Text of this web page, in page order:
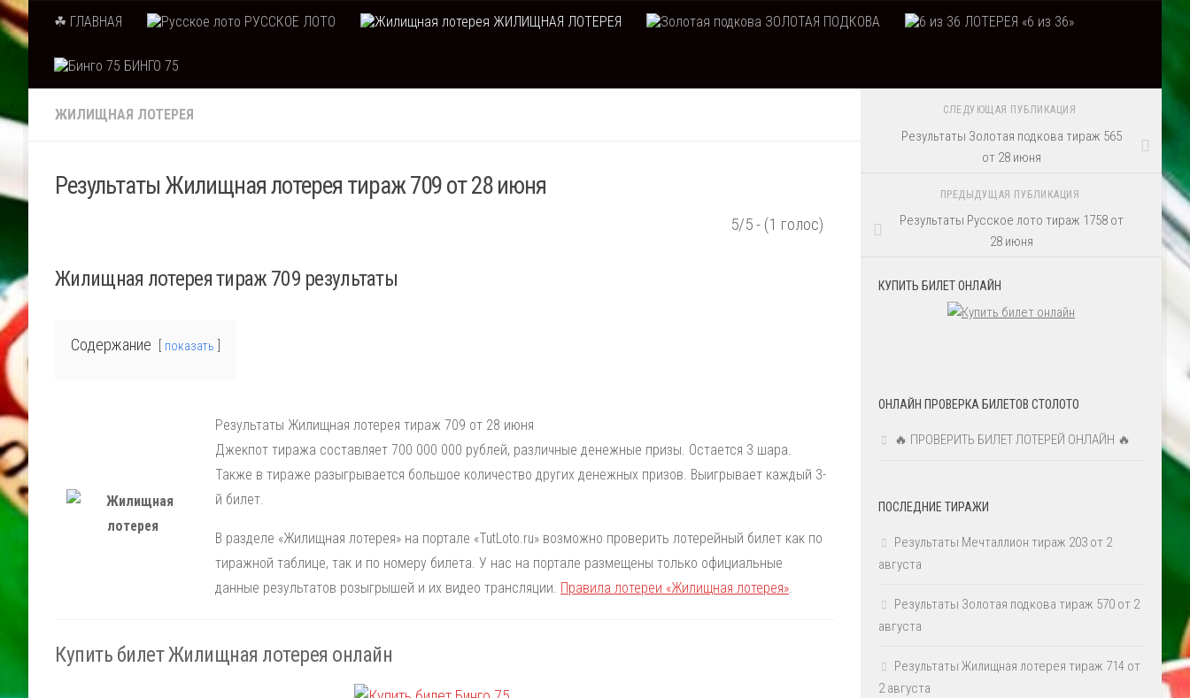
Skip to content
☘ ГЛАВНАЯ РУССКОЕ ЛОТО ЖИЛИЩНАЯ ЛОТЕРЕЯ ЗОЛОТАЯ ПОДКОВА ЛОТЕРЕЯ «6 из 36»
БИНГО 75
ЖИЛИЩНАЯ ЛОТЕРЕЯ
Результаты Жилищная лотерея тираж 709 от 28 июня
5/5 - (1 голос)
Жилищная лотерея тираж 709 результаты
Содержание показать
Результаты Жилищная лотерея тираж 709 от 28 июня
Джекпот тиража составляет 700 000 000 рублей, различные денежные призы. Остается 3 шара.
Также в тираже разыгрывается большое количество других денежных призов. Выигрывает каждый 3-
й билет.
В разделе «Жилищная лотерея» на портале «TutLoto.ru» возможно проверить лотерейный билет как по
тиражной таблице, так и по номеру билета. У нас на портале размещены только официальные
данные результатов розыгрышей и их видео трансляции. Правила лотереи «Жилищная лотерея»
Купить билет Жилищная лотерея онлайн
СЛЕДУЮЩАЯ ПУБЛИКАЦИЯ
Результаты Золотая подкова тираж 565
от 28 июня
ПРЕДЫДУЩАЯ ПУБЛИКАЦИЯ
Результаты Русское лото тираж 1758 от
28 июня
КУПИТЬ БИЛЕТ ОНЛАЙН
ОНЛАЙН ПРОВЕРКА БИЛЕТОВ СТОЛОТО
🔥 ПРОВЕРИТЬ БИЛЕТ ЛОТЕРЕЙ ОНЛАЙН 🔥
ПОСЛЕДНИЕ ТИРАЖИ
Результаты Мечталлион тираж 203 от 2
августа
Результаты Золотая подкова тираж 570 от 2
августа
Результаты Жилищная лотерея тираж 714 от
2 августа